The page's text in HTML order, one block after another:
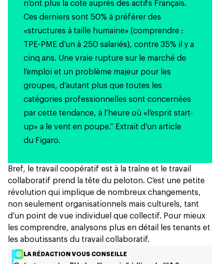
n’ont plus la cote auprès des actifs Français.
Ces derniers sont 50% à préférer des
«structures à taille humaine» (comprendre :
TPE-PME d’un à 250 salariés), contre 35% il y a
cinq ans. Une vraie rupture sur le marché de
l’emploi et un problème majeur pour les
groupes, d’autant plus que toutes les
catégories professionnelles sont concernées
par cette tendance, à l’heure où «l’esprit start-
up» a le vent en poupe.” Extrait d’un article
du Figaro.
Bref, le travail coopératif est à la traîne et le travail
collaboratif prend la tête du peloton. C’est une petite
révolution qui implique de nombreux changements,
non seulement organisationnels mais culturels, tant
d’un point de vue individuel que collectif. Pour mieux
les comprendre, analysons plus en détail les tenants et
les aboutissants du travail collaboratif.
LA RÉDACTION VOUS CONSEILLE